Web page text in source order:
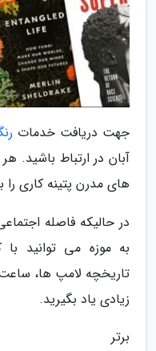
جهت دریافت خدمات
آبان در ارتباط باشید.
های مدرن پتینه کاری را
در حالیکه فاصله
به موزه می توانید
تاریخچه لامپ ها،
زیادی یاد بگیرید.
برتر